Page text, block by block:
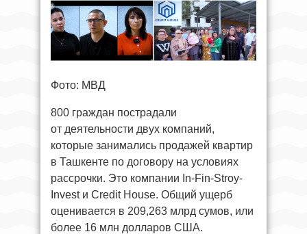
Фото: МВД
800 граждан пострадали
от деятельности двух компаний,
которые занимались продажей квартир
в Ташкенте по договору на условиях
рассрочки. Это компании In-Fin-Stroy-
Invest и Credit House. Общий ущерб
оценивается в 209,263 млрд сумов, или
более 16 млн долларов США.